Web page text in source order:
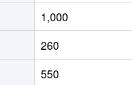
1,000
260
550